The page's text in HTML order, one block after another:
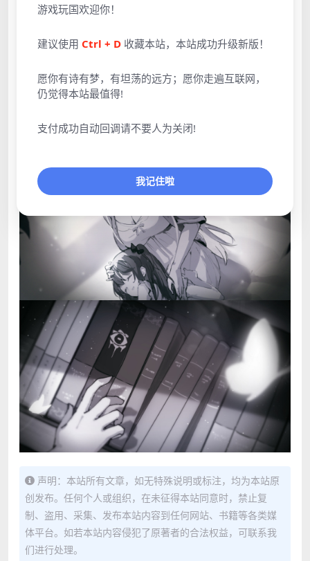
点击展开预览更多游戏图片
声明：本站所有文章，如无特殊说明或标注，均为本站原
创发布。任何个人或组织，在未征得本站同意时，禁止复
制、盗用、采集、发布本站内容到任何网站、书籍等各类媒
体平台。如若本站内容侵犯了原著者的合法权益，可联系我
们进行处理。
游戏玩国欢迎你！
建议使用 Ctrl + D 收藏本站，本站成功升级新版！
愿你有诗有梦，有坦荡的远方；愿你走遍互联网，
仍觉得本站最值得!
支付成功自动回调请不要人为关闭!
我记住啦